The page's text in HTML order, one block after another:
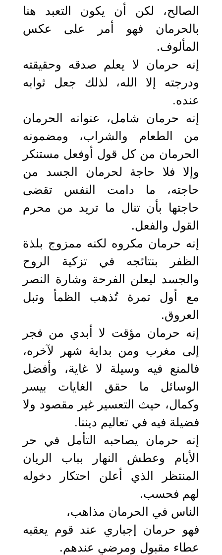
الصالح، لكن أن يكون التعبد هنا
بالحرمان فهو أمر على عكس
المألوف.
إنه حرمان لا يعلم صدقه وحقيقته
ودرجته إلا الله، لذلك جعل ثوابه
عنده.
إنه حرمان شامل، عنوانه الحرمان
من الطعام والشراب، ومضمونه
الحرمان من كل قول أوفعل مستنكر
وإلا فلا حاجة لحرمان الجسد من
حاجته، ما دامت النفس تقضى
حاجتها بأن تنال ما تريد من محرم
القول والفعل.
إنه حرمان مكروه لكنه ممزوج بلذة
الظفر بنتائجه في تزكية الروح
والجسد ليعلن الفرحة وشارة النصر
مع أول تمرة تُذهب الظمأ وتبل
العروق.
إنه حرمان مؤقت لا أبدي من فجر
إلى مغرب ومن بداية شهر لآخره،
فالمنع فيه وسيلة لا غاية، وأفضل
الوسائل ما حقق الغايات بيسر
وكمال، حيث التعسير غير مقصود ولا
فضيلة فيه في تعاليم ديننا.
إنه حرمان يصاحبه التأمل في حر
الأيام وعطش النهار بباب الريان
المنتظر الذي أعلن احتكار دخوله
لهم فحسب.
الناس في الحرمان مذاهب،
فهو حرمان إجباري عند قوم يعقبه
عطاء مقبول ومرضي عندهم.